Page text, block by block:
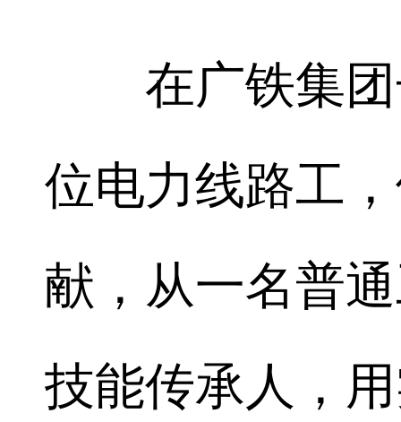
在广铁集团
位电力线路工
献，从一名普
技能传承人，